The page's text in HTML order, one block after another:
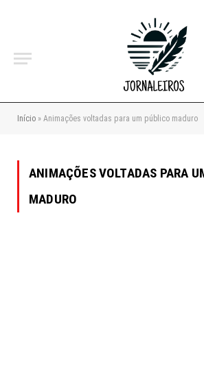
Início » Animações voltadas para um público maduro
ANIMAÇÕES VOLTADAS PARA
MADURO